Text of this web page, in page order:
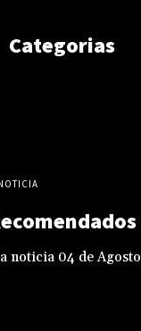
Categorias
noticia 04 de Agosto